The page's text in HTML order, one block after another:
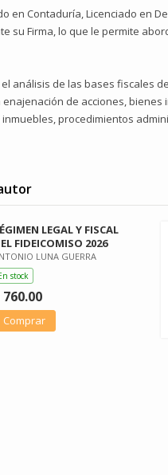
en Contaduría, Licenciado en
su Firma, lo que le permite
análisis de las bases fiscales
enajenación de acciones,
procedimientos
LEGAL Y FISCAL
FIDEICOMISO 2026
LUNA GUERRA
stock
760.00
Comprar